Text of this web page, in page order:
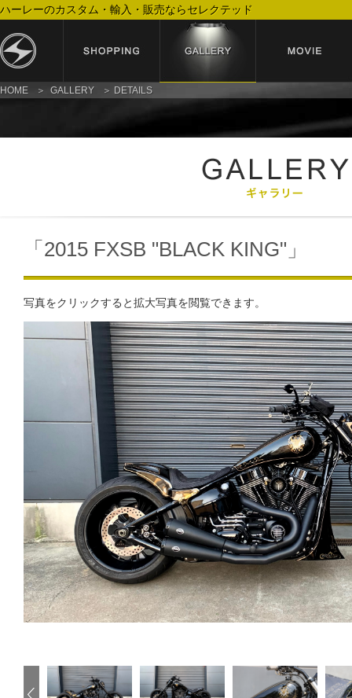
ハーレーのカスタム・輸入・販売ならセレクテッド
HOME GALLERY DETAILS
「2015 FXSB "BLACK KING"」
写真をクリックすると拡大写真を閲覧できます。